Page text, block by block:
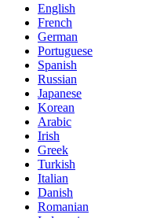
English
French
German
Portuguese
Spanish
Russian
Japanese
Korean
Arabic
Irish
Greek
Turkish
Italian
Danish
Romanian